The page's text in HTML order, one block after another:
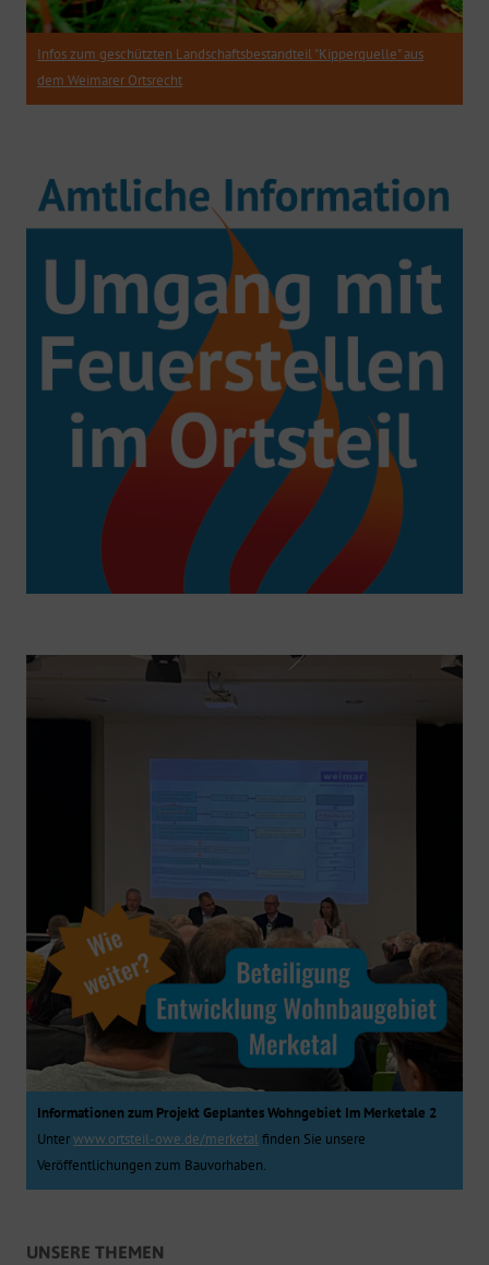
Infos zum geschützten Landschaftsbestandteil "Kipperquelle" aus
dem Weimarer Ortsrecht
Informationen zum Projekt Geplantes Wohngebiet Im Merketale 2
Unterwww.ortsteil-owe.de/merketalfinden Sie unsere
Veröffentlichungen zum Bauvorhaben.
UNSERE THEMEN